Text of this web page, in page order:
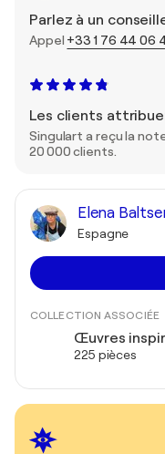
Parlez à un
Appel +33 1 76 44 06
Les clients
Singulart a reçu la
20 000 clients.
Elena
Espagne
COLLECTION ASSOCIÉE
Œuvres
225 pièces